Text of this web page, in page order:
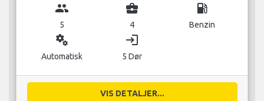
group
5
business_center
4
local_gas_station
Benzin
miscellaneous_services
Automatisk
login
5 Dør
VIS DETALJER...